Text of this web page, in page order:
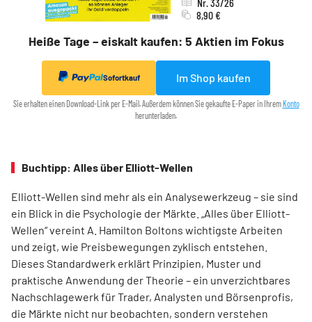
Heiße Tage – eiskalt kaufen: 5 Aktien im Fokus
8,90 €
Sofortkauf Im Shop kaufen
Sie erhalten einen Download-Link per E-Mail. Außerdem können Sie gekaufte E-Paper in IhremKonto
herunterladen.
Buchtipp: Alles über Elliott-Wellen
Elliott-Wellen sind mehr als ein Analysewerkzeug – sie sind
ein Blick in die Psychologie der Märkte. „Alles über Elliott-
Wellen“ vereint A. Hamilton Boltons wichtigste Arbeiten
und zeigt, wie Preisbewegungen zyklisch entstehen.
Dieses Standardwerk erklärt Prinzipien, Muster und
praktische Anwendung der Theorie – ein unverzichtbares
Nachschlagewerk für Trader, Analysten und Börsenprofis,
die Märkte nicht nur beobachten, sondern verstehen